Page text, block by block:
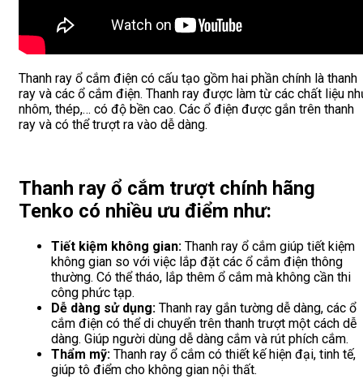
Thanh ray ổ cắm điện có cấu tạo gồm hai phần chính là thanh
ray và các ổ cắm điện. Thanh ray được làm từ các chất liệu
nhôm, thép,… có độ bền cao. Các ổ điện được gắn trên thanh
ray và có thể trượt ra vào dễ dàng.
Thanh ray ổ cắm trượt chính hãng
Tenko có nhiều ưu điểm như:
Tiết kiệm không gian: Thanh ray ổ cắm giúp tiết kiệm
không gian so với việc lắp đặt các ổ cắm điện thông
thường. Có thể tháo, lắp thêm ổ cắm mà không cần thi
công phức tạp.
Dễ dàng sử dụng: Thanh ray gắn tường dễ dàng, các ổ
cắm điện có thể di chuyển trên thanh trượt một cách dễ
dàng. Giúp người dùng dễ dàng cắm và rút phích cắm.
Thẩm mỹ: Thanh ray ổ cắm có thiết kế hiện đại, tinh tế,
giúp tô điểm cho không gian nội thất.